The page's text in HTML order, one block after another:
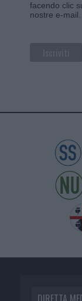
facendo clic
nostre e-mail.